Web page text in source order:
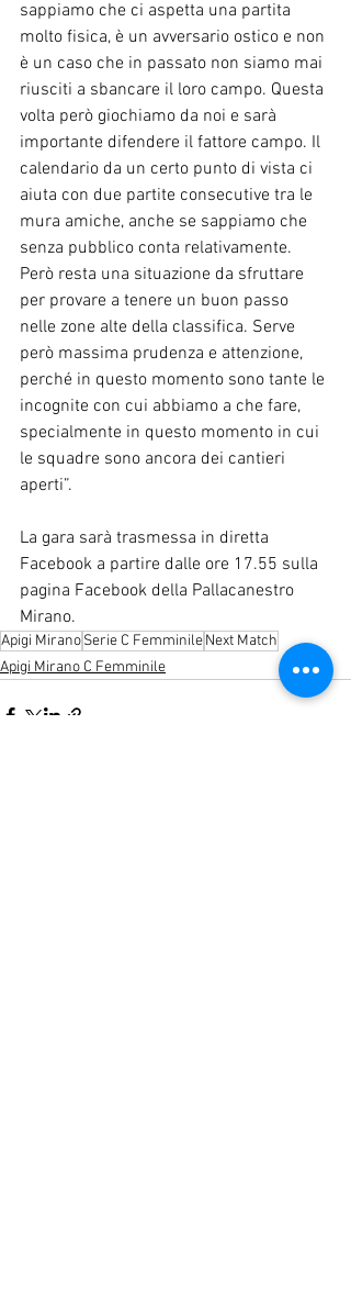
sappiamo che ci aspetta una partita
molto fisica, è un avversario ostico e non
è un caso che in passato non siamo mai
riusciti a sbancare il loro campo. Questa
volta però giochiamo da noi e sarà
importante difendere il fattore campo. Il
calendario da un certo punto di vista ci
aiuta con due partite consecutive tra le
mura amiche, anche se sappiamo che
senza pubblico conta relativamente.
Però resta una situazione da sfruttare
per provare a tenere un buon passo
nelle zone alte della classifica. Serve
però massima prudenza e attenzione,
perché in questo momento sono tante le
incognite con cui abbiamo a che fare,
specialmente in questo momento in cui
le squadre sono ancora dei cantieri
aperti”.
La gara sarà trasmessa in diretta
Facebook a partire dalle ore 17.55 sulla
pagina Facebook della Pallacanestro
Mirano.
Apigi MiranoSerie C FemminileNext Match
Apigi Mirano C Femminile